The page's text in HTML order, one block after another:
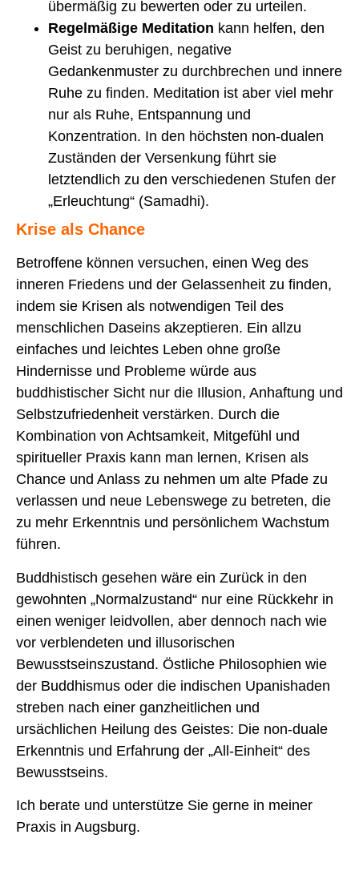
übermäßig zu bewerten oder zu urteilen.
Regelmäßige Meditation kann helfen, den
Geist zu beruhigen, negative
Gedankenmuster zu durchbrechen und innere
Ruhe zu finden. Meditation ist aber viel mehr
nur als Ruhe, Entspannung und
Konzentration. In den höchsten non-dualen
Zuständen der Versenkung führt sie
letztendlich zu den verschiedenen Stufen der
„Erleuchtung“ (Samadhi).
Krise als Chance
Betroffene können versuchen, einen Weg des
inneren Friedens und der Gelassenheit zu finden,
indem sie Krisen als notwendigen Teil des
menschlichen Daseins akzeptieren. Ein allzu
einfaches und leichtes Leben ohne große
Hindernisse und Probleme würde aus
buddhistischer Sicht nur die Illusion, Anhaftung und
Selbstzufriedenheit verstärken. Durch die
Kombination von Achtsamkeit, Mitgefühl und
spiritueller Praxis kann man lernen, Krisen als
Chance und Anlass zu nehmen um alte Pfade zu
verlassen und neue Lebenswege zu betreten, die
zu mehr Erkenntnis und persönlichem Wachstum
führen.
Buddhistisch gesehen wäre ein Zurück in den
gewohnten „Normalzustand“ nur eine Rückkehr in
einen weniger leidvollen, aber dennoch nach wie
vor verblendeten und illusorischen
Bewusstseinszustand. Östliche Philosophien wie
der Buddhismus oder die indischen Upanishaden
streben nach einer ganzheitlichen und
ursächlichen Heilung des Geistes: Die non-duale
Erkenntnis und Erfahrung der „All-Einheit“ des
Bewusstseins.
Ich berate und unterstütze Sie gerne in meiner
Praxis in Augsburg.